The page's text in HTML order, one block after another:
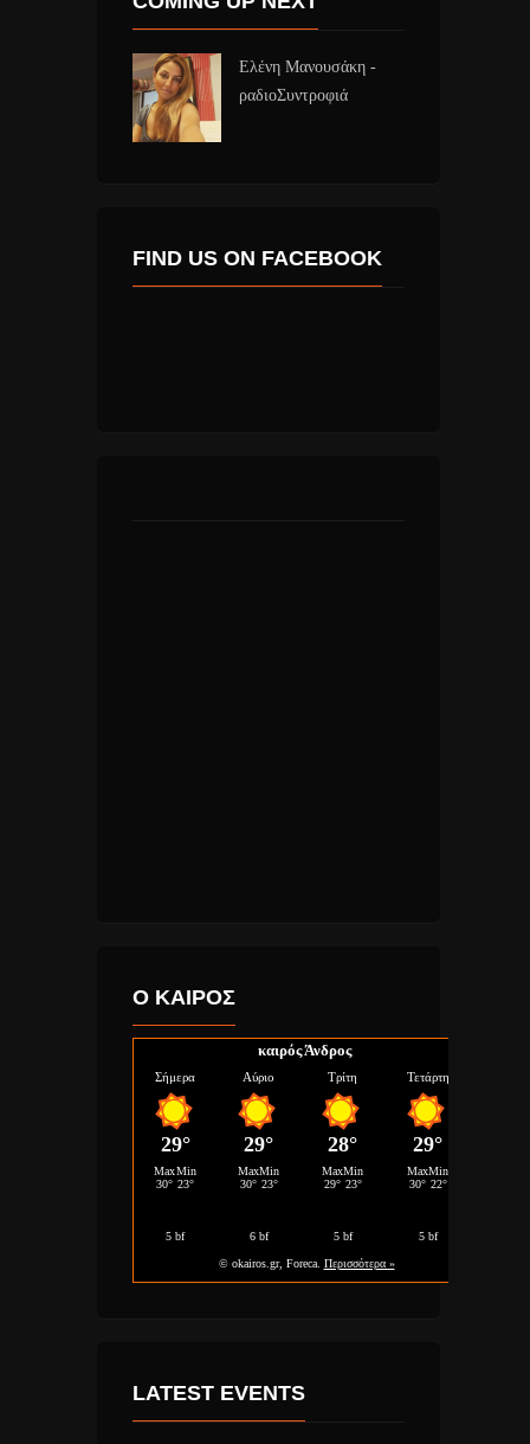
Ελένη Μανουσάκη -
ραδιοΣυντροφιά
FIND US ON FACEBOOK
Ο ΚΑΙΡΟΣ
καιρός Άνδρος
LATEST EVENTS